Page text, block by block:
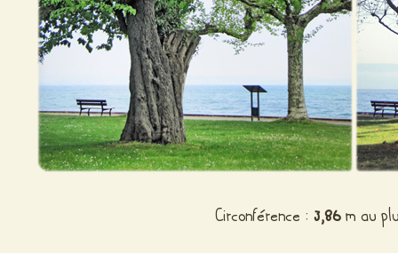
Circonférence :3,86m au